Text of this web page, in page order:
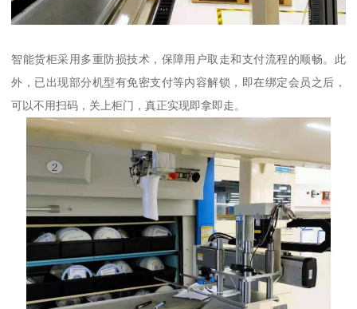
智能货柜采用多重防损技术，保障用户取走和支付流程的顺畅。此
外，已出现部分机型有免密支付等内容解锁，即在绑定会员之后，
可以不用扫码，关上柜门，真正实现即拿即走。